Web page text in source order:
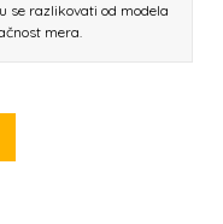
se razlikovati od modela
mera.